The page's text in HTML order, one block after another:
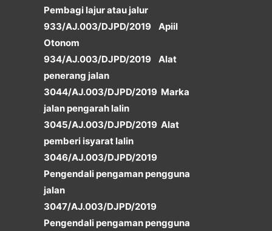
Pembagi lajur atau jalur
933/AJ.003/DJPD/2019 Apiil
Otonom
934/AJ.003/DJPD/2019 Alat
penerang jalan
3044/AJ.003/DJPD/2019 Marka
jalan pengarah lalin
3045/AJ.003/DJPD/2019 Alat
pemberi isyarat lalin
3046/AJ.003/DJPD/2019
Pengendali pengaman pengguna
jalan
3047/AJ.003/DJPD/2019
Pengendali pengaman pengguna